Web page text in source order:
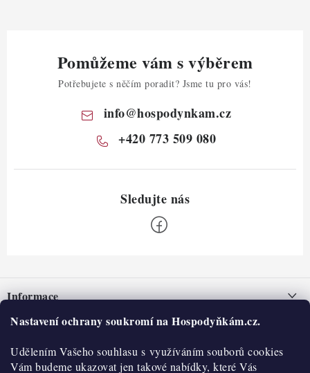
Nastavení ochrany soukromí na Hospodyňkám.cz.
Udělením Vašeho souhlasu s využíváním souborů cookies
Vám budeme ukazovat jen takové nabídky, které Vás
Pomůžeme vám s výběrem
Potřebujete s něčím poradit? Jsme tu pro vás!
info@hospodynkam.cz
+420 773 509 080
pInformace
Nepřevzetí zásilky na dobírku
Obchodní podmínky
O nás
Historie
O nákupu